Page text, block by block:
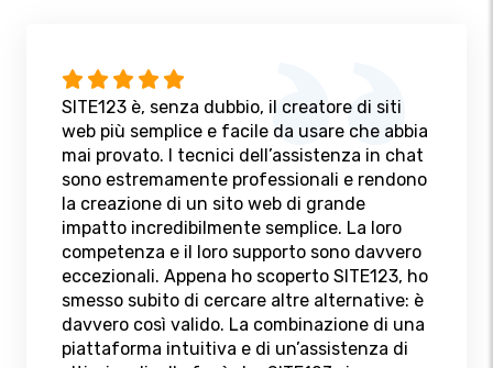
SITE123 è, senza dubbio, il creatore di siti
web più semplice e facile da usare che abbia
mai provato. I tecnici dell’assistenza in chat
sono estremamente professionali e rendono
la creazione di un sito web di grande
impatto incredibilmente semplice. La loro
competenza e il loro supporto sono davvero
eccezionali. Appena ho scoperto SITE123, ho
smesso subito di cercare altre alternative: è
davvero così valido. La combinazione di una
piattaforma intuitiva e di un’assistenza di